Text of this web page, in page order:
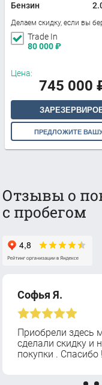
Бензин
Делаем скидку, если вы
Trade In
80 000₽
Цена:
745 000
ПРЕДЛОЖИТЕ
Отзывы о
с пробегом
Софья Я.
Приобрели здесь
сделали скидку и
покупки . Спасибо !